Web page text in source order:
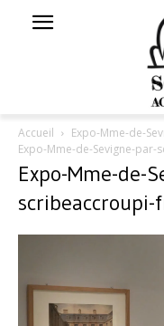
Accueil
Expo-Mme-de-
Expo-Mme-de-Sevigne-
Expo-Mme-de-
scribeaccroupi-